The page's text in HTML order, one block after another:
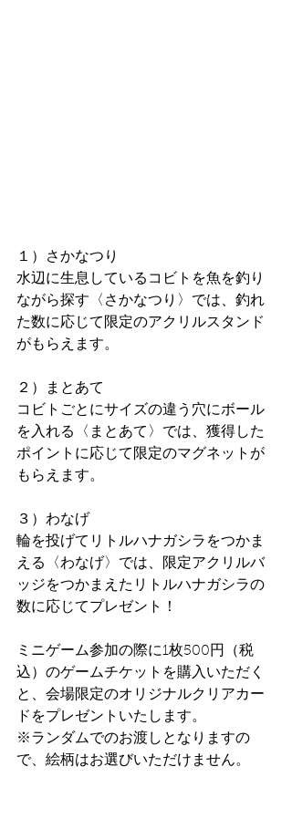
１）さかなつり
水辺に生息しているコビトを魚を釣り
ながら探す〈さかなつり〉では、釣れ
た数に応じて限定のアクリルスタンド
がもらえます。
２）まとあて
コビトごとにサイズの違う穴にボール
を入れる〈まとあて〉では、獲得した
ポイントに応じて限定のマグネットが
もらえます。
３）わなげ
輪を投げてリトルハナガシラをつかま
える〈わなげ〉では、限定アクリルバ
ッジをつかまえたリトルハナガシラの
数に応じてプレゼント！
ミニゲーム参加の際に1枚500円（税
込）のゲームチケットを購入いただく
と、会場限定のオリジナルクリアカー
ドをプレゼントいたします。
※ランダムでのお渡しとなりますの
で、絵柄はお選びいただけません。